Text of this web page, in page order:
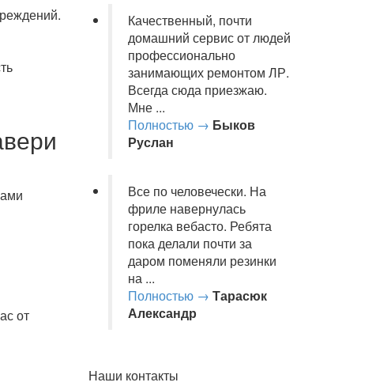
от
Качественный, почти
домашний сервис от людей
профессионально
занимающих ремонтом ЛР.
Всегда сюда приезжаю.
Мне ...
Полностью → Быков
Руслан
Все по человечески. На
фриле навернулась
горелка вебасто. Ребята
пока делали почти за
даром поменяли резинки
на ...
Полностью → Тарасюк
Александр
Наши контакты